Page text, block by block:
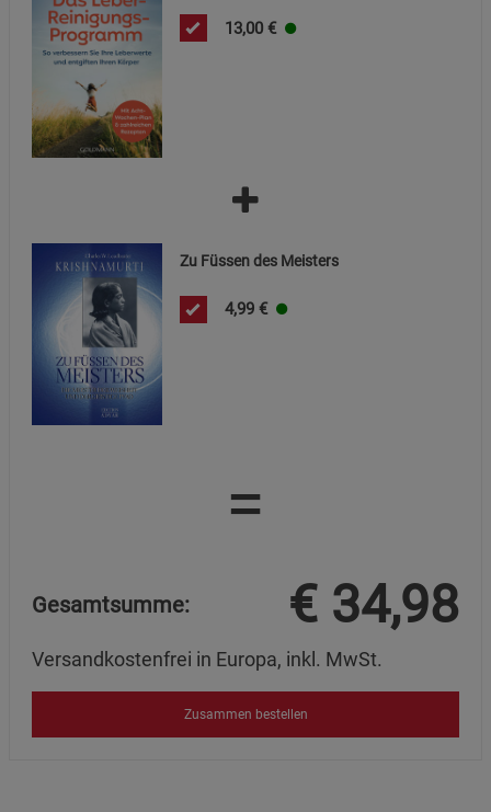
13,00 €
Zu Füssen des Meisters
4,99 €
=
Gesamtsumme: € 34,98
Versandkostenfrei in Europa, inkl. MwSt.
Zusammen bestellen
Cookie-Informationen anzeigen